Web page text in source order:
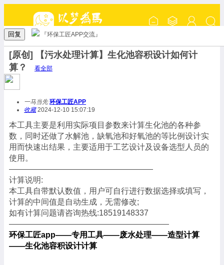
回复 『环保工匠APP交流』
[原创] 【污水处理计算】生化池容积设计如何计
算？
看全部
一马当先 环保工匠APP
收藏2024-12-10 15:07:19
本工具主要是利用实际项目参数来计算生化池的各种参
数，同时还做了水解池，缺氧池和好氧池的等比例设计实
用而快速出结果，主要适用于工艺设计及设备选型人员的
使用。
——————————————————
计算说明:
本工具自带默认数值，用户可自行进行数据选择或填写，
计算的中间值是自动生成，无需修改;
如有计算问题请咨询热线:18519148337
————————————————————
环保工匠app——专用工具——废水处理——造型计算
——生化池容积设计计算